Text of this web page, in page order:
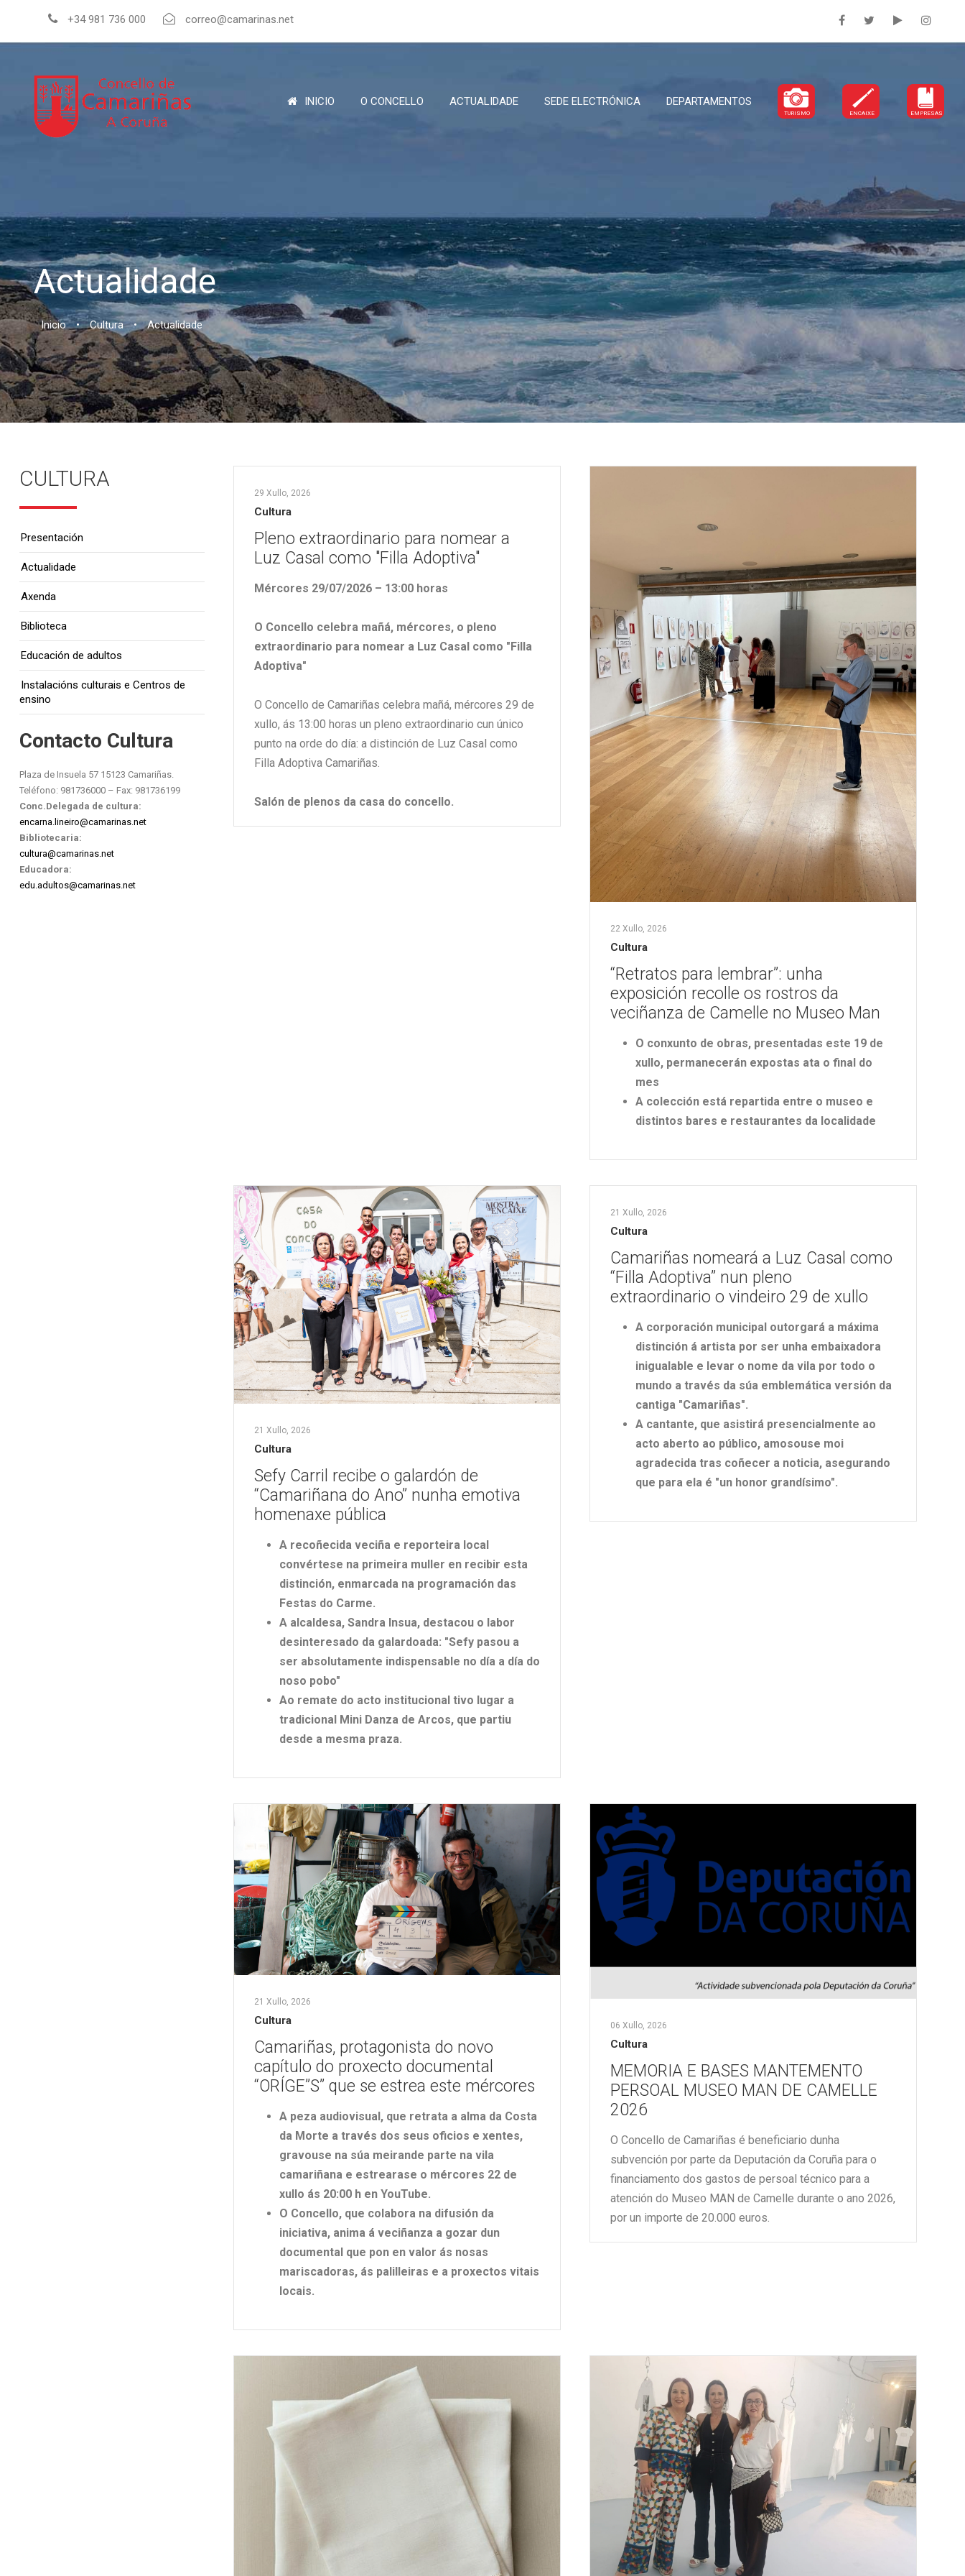
+34 981 736 000 correo@camarinas.net
INICIO O CONCELLO ACTUALIDADE SEDE ELECTRÓNICA DEPARTAMENTOS
TURISMO ENCAIXE EMPRESAS
Actualidade
Inicio • Cultura • Actualidade
29 Xullo, 2026
Cultura
Pleno extraordinario para nomear a
Luz Casal como "Filla Adoptiva"
Mércores 29/07/2026 – 13:00 horas
O Concello celebra mañá, mércores, o pleno
extraordinario para nomear a Luz Casal como "Filla
Adoptiva"
O Concello de Camariñas celebra mañá, mércores 29 de
xullo, ás 13:00 horas un pleno extraordinario cun único
punto na orde do día: a distinción de Luz Casal como
Filla Adoptiva Camariñas.
Salón de plenos da casa do concello.
22 Xullo, 2026
Cultura
“Retratos para lembrar”: unha
exposición recolle os rostros da
veciñanza de Camelle no Museo Man
O conxunto de obras, presentadas este 19 de
xullo, permanecerán expostas ata o final do
mes
A colección está repartida entre o museo e
distintos bares e restaurantes da localidade
21 Xullo, 2026
Cultura
Sefy Carril recibe o galardón de
“Camariñana do Ano” nunha emotiva
homenaxe pública
A recoñecida veciña e reporteira local
convértese na primeira muller en recibir esta
distinción, enmarcada na programación das
Festas do Carme.
A alcaldesa, Sandra Insua, destacou o labor
desinteresado da galardoada: "Sefy pasou a
ser absolutamente indispensable no día a día do
noso pobo"
Ao remate do acto institucional tivo lugar a
tradicional Mini Danza de Arcos, que partiu
desde a mesma praza.
21 Xullo, 2026
Cultura
Camariñas nomeará a Luz Casal como
“Filla Adoptiva” nun pleno
extraordinario o vindeiro 29 de xullo
A corporación municipal outorgará a máxima
distinción á artista por ser unha embaixadora
inigualable e levar o nome da vila por todo o
mundo a través da súa emblemática versión da
cantiga "Camariñas".
A cantante, que asistirá presencialmente ao
acto aberto ao público, amosouse moi
agradecida tras coñecer a noticia, asegurando
que para ela é "un honor grandísimo".
21 Xullo, 2026
Cultura
Camariñas, protagonista do novo
capítulo do proxecto documental
“ORÍGE”S” que se estrea este mércores
A peza audiovisual, que retrata a alma da Costa
da Morte a través dos seus oficios e xentes,
gravouse na súa meirande parte na vila
camariñana e estrearase o mércores 22 de
xullo ás 20:00 h en YouTube.
O Concello, que colabora na difusión da
iniciativa, anima á veciñanza a gozar dun
documental que pon en valor ás nosas
mariscadoras, ás palilleiras e a proxectos vitais
locais.
06 Xullo, 2026
Cultura
MEMORIA E BASES MANTEMENTO
PERSOAL MUSEO MAN DE CAMELLE
2026
O Concello de Camariñas é beneficiario dunha
subvención por parte da Deputación da Coruña para o
financiamento dos gastos de persoal técnico para a
atención do Museo MAN de Camelle durante o ano 2026,
por un importe de 20.000 euros.
CULTURA
Presentación
Actualidade
Axenda
Biblioteca
Educación de adultos
Instalacións culturais e Centros de
ensino
Contacto Cultura
Plaza de Insuela 57 15123 Camariñas.
Teléfono: 981736000 – Fax: 981736199
Conc.Delegada de cultura:
encarna.lineiro@camarinas.net
Bibliotecaria:
cultura@camarinas.net
Educadora:
edu.adultos@camarinas.net